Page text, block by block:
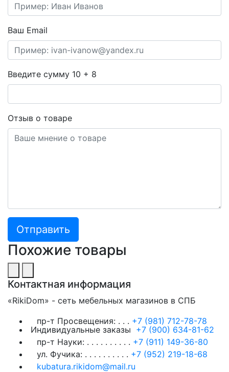
Ваш Email
Введите сумму 10 + 8
Отзыв о товаре
Похожие товары
Контактная информация
«RikiDom» - сеть мебельных магазинов в СПБ
пр-т Просвещения: . . . +7 (981) 712-78-78
Индивидуальные заказы +7 (900) 634-81-62
пр-т Науки: . . . . . . . . . . +7 (911) 149-36-80
ул. Фучика: . . . . . . . . . . +7 (952) 219-18-68
kubatura.rikidom@mail.ru